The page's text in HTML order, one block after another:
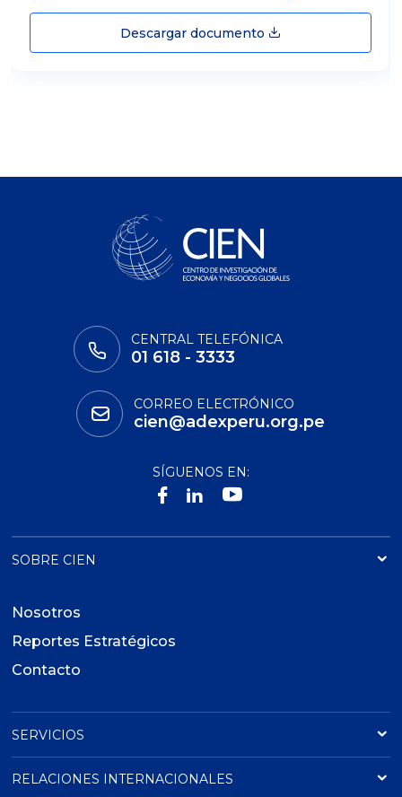
Descargar documento
CENTRAL TELEFÓNICA
01 618 - 3333
CORREO ELECTRÓNICO
cien@adexperu.org.pe
SÍGUENOS EN:
SOBRE CIEN
Nosotros
Reportes Estratégicos
Contacto
SERVICIOS
RELACIONES INTERNACIONALES